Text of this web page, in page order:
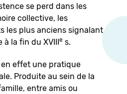
se perd dans les
collective, les
les plus anciens signalant
la fin du XVIII
e s.
effet une pratique
Produite au sein de la
entre amis ou